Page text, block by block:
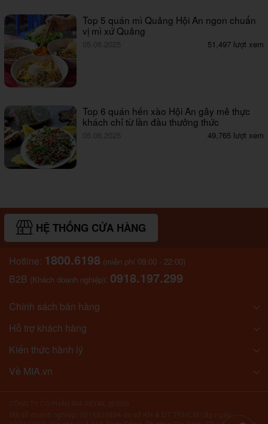
Top 5 quán mì Quảng Hội An ngon chuẩn
vị mì xứ Quảng
05.06.2025 51,497 lượt xem
Top 6 quán hến xào Hội An gây mê thực
khách chỉ từ lần đầu thưởng thức
05.06.2025 49,765 lượt xem
HỆ THỐNG CỬA HÀNG
Hotline: 1800.6198 (miễn phí 09:00 - 22:00)
B2B (Khách doanh nghiệp): 0918.197.299
Chính sách bán hàng
Hỗ trợ khách hàng
Kiến thức hành lý
Về MIA.vn